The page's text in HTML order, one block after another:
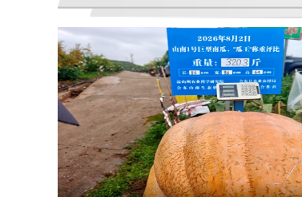
市场价格调节问题
买车时承诺可以三个月后提前还款并落实
到了合同现在条件满足但被拒，我要求按
合同执行
半年了不给退定金，要求退回定金
潍坊寿光驰峰广汽本田购车定金拒不退
还，霸王条款
河北军文教育科技有限公司虚假宣传